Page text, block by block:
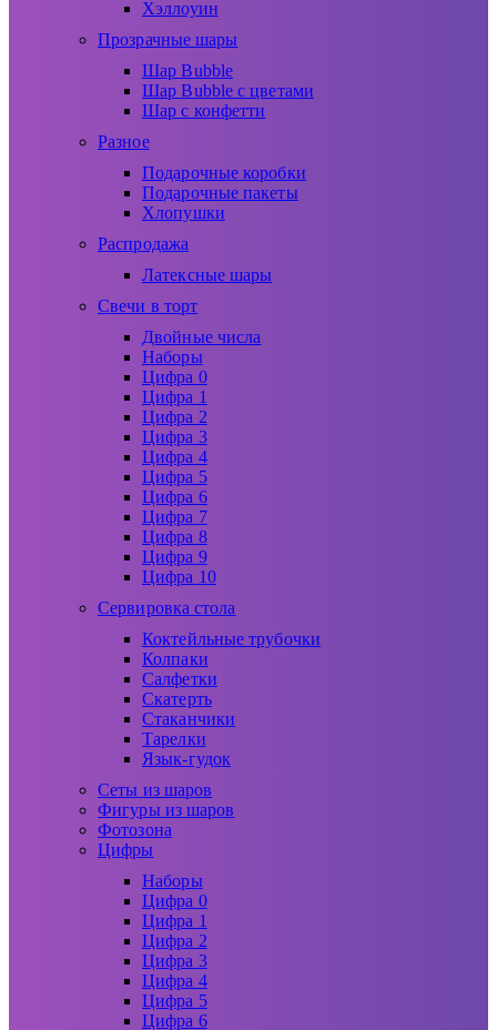
Хэллоуин
Прозрачные шары
Шар Bubble
Шар Bubble с цветами
Шар с конфетти
Разное
Подарочные коробки
Подарочные пакеты
Хлопушки
Распродажа
Латексные шары
Свечи в торт
Двойные числа
Наборы
Цифра 0
Цифра 1
Цифра 2
Цифра 3
Цифра 4
Цифра 5
Цифра 6
Цифра 7
Цифра 8
Цифра 9
Цифра 10
Сервировка стола
Коктейльные трубочки
Колпаки
Салфетки
Скатерть
Стаканчики
Тарелки
Язык-гудок
Сеты из шаров
Фигуры из шаров
Фотозона
Цифры
Наборы
Цифра 0
Цифра 1
Цифра 2
Цифра 3
Цифра 4
Цифра 5
Цифра 6